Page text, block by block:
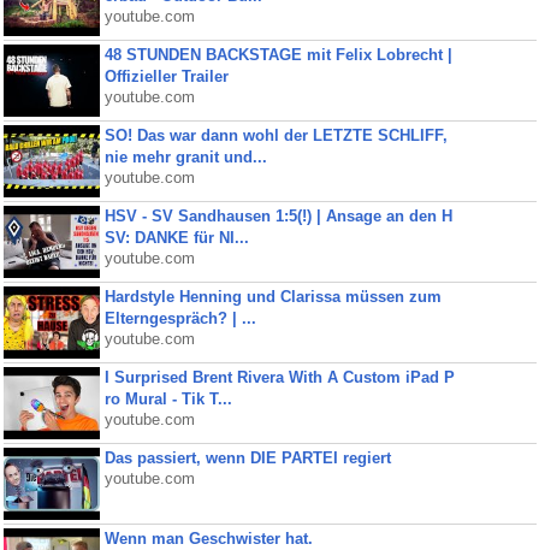
youtube.com
48 STUNDEN BACKSTAGE mit Felix Lobrecht |
Offizieller Trailer
youtube.com
SO! Das war dann wohl der LETZTE SCHLIFF,
nie mehr granit und...
youtube.com
HSV - SV Sandhausen 1:5(!) | Ansage an den H
SV: DANKE für NI...
youtube.com
Hardstyle Henning und Clarissa müssen zum
Elterngespräch? | ...
youtube.com
I Surprised Brent Rivera With A Custom iPad P
ro Mural - Tik T...
youtube.com
Das passiert, wenn DIE PARTEI regiert
youtube.com
Wenn man Geschwister hat.